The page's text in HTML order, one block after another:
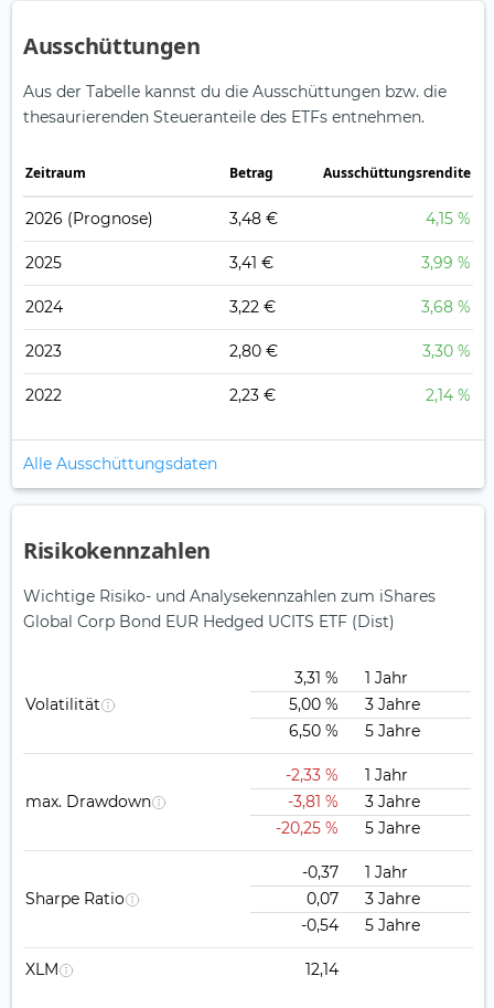
Ausschüttungen
Aus der Tabelle kannst du die Ausschüttungen bzw. die
thesaurierenden Steueranteile des ETFs entnehmen.
Zeitraum Betrag Ausschüttungsrendite
2026 (Prognose) 3,48 € 4,15 %
2025 3,41 € 3,99 %
2024 3,22 € 3,68 %
2023 2,80 € 3,30 %
2022 2,23 € 2,14 %
Alle Ausschüttungsdaten
Risikokennzahlen
Wichtige Risiko- und Analysekennzahlen zum iShares
Global Corp Bond EUR Hedged UCITS ETF (Dist)
Volatilität
3,31 %
1 Jahr
5,00 %
3 Jahre
6,50 %
5 Jahre
max. Drawdown
-2,33 %
1 Jahr
-3,81 %
3 Jahre
-20,25 %
5 Jahre
Sharpe Ratio
-0,37
1 Jahr
0,07
3 Jahre
-0,54
5 Jahre
XLM 12,14